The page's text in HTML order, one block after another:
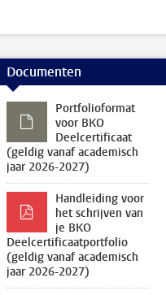
Documenten
Portfolioformat
voor BKO
Deelcertificaat
(geldig vanaf academisch
jaar 2026-2027)
Handleiding voor
het schrijven van
je BKO
Deelcertificaatportfolio
(geldig vanaf academisch
jaar 2026-2027)